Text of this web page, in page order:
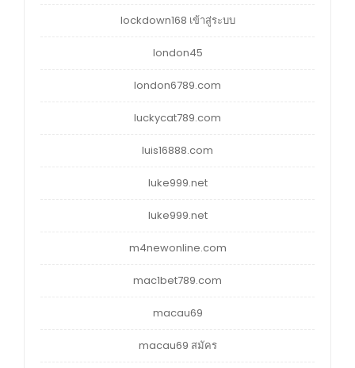
lockdown168 เข้าสู่ระบบ
london45
london6789.com
luckycat789.com
luis16888.com
luke999.net
luke999.net
m4newonline.com
mac1bet789.com
macau69
macau69 สมัคร